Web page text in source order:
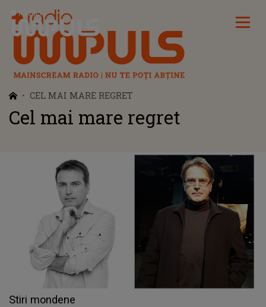
Radio Impuls
CEL MAI MARE REGRET
Cel mai mare regret
Stiri mondene